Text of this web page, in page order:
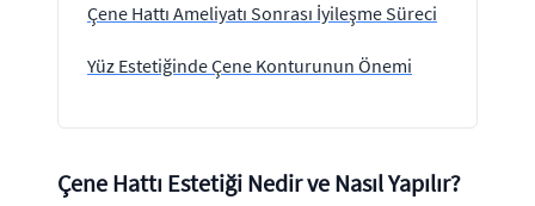
Çene Hattı Ameliyatı Sonrası İyileşme Süreci
Yüz Estetiğinde Çene Konturunun Önemi
Çene Hattı Estetiği Nedir ve Nasıl Yapılır?